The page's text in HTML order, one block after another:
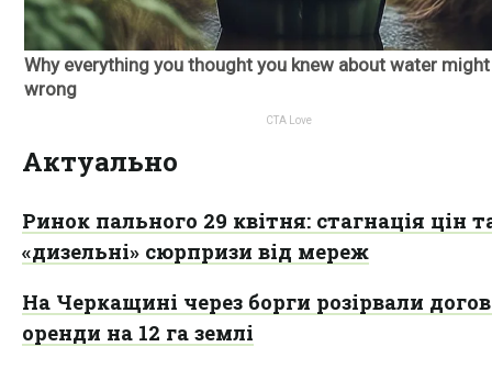
Актуально
Ринок пального 29 квітня: стагнація цін
«дизельні» сюрпризи від мереж
На Черкащині через борги розірвали
оренди на 12 га землі